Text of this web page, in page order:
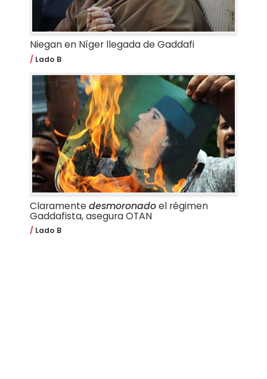
Niegan en Níger llegada de Gaddafi
Lado B
Claramentedesmoronadoel régimen
Gaddafista, asegura OTAN
Lado B